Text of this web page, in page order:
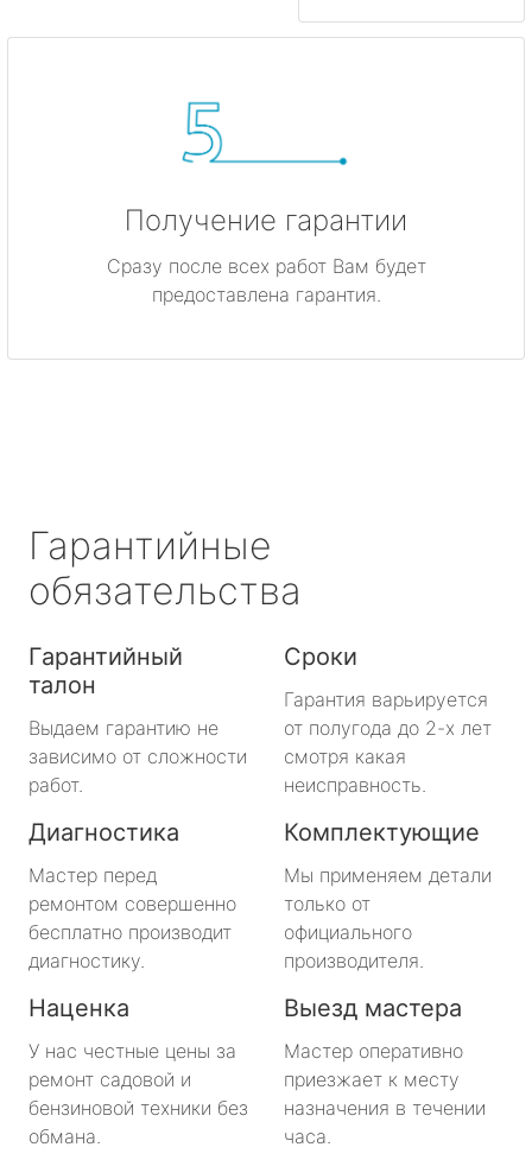
Получение гарантии
Сразу после всех работ Вам будет
предоставлена гарантия.
Гарантийные
обязательства
Гарантийный
талон
Выдаем гарантию не
зависимо от сложности
работ.
Сроки
Гарантия варьируется
от полугода до 2-х лет
смотря какая
неисправность.
Диагностика
Мастер перед
ремонтом совершенно
бесплатно производит
диагностику.
Комплектующие
Мы применяем детали
только от
официального
производителя.
Наценка
У нас честные цены за
ремонт садовой и
бензиновой техники без
обмана.
Выезд мастера
Мастер оперативно
приезжает к месту
назначения в течении
часа.